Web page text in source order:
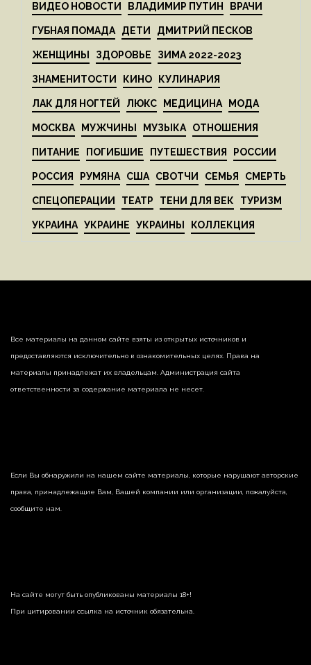
ВИДЕО НОВОСТИ ВЛАДИМИР ПУТИН ВРАЧИ
ГУБНАЯ ПОМАДА ДЕТИ ДМИТРИЙ ПЕСКОВ
ЖЕНЩИНЫ ЗДОРОВЬЕ ЗИМА 2022-2023
ЗНАМЕНИТОСТИ КИНО КУЛИНАРИЯ
ЛАК ДЛЯ НОГТЕЙ ЛЮКС МЕДИЦИНА МОДА
МОСКВА МУЖЧИНЫ МУЗЫКА ОТНОШЕНИЯ
ПИТАНИЕ ПОГИБШИЕ ПУТЕШЕСТВИЯ РОССИИ
РОССИЯ РУМЯНА США СВОТЧИ СЕМЬЯ СМЕРТЬ
СПЕЦОПЕРАЦИИ ТЕАТР ТЕНИ ДЛЯ ВЕК ТУРИЗМ
УКРАИНА УКРАИНЕ УКРАИНЫ КОЛЛЕКЦИЯ
Все материалы на данном сайте взяты из открытых источников и
предоставляются исключительно в ознакомительных целях. Права на
материалы принадлежат их владельцам. Администрация сайта
ответственности за содержание материала не несет.
Если Вы обнаружили на нашем сайте материалы, которые нарушают авторские
права, принадлежащие Вам, Вашей компании или организации, пожалуйста,
сообщите нам.
На сайте могут быть опубликованы материалы 18+!
При цитировании ссылка на источник обязательна.